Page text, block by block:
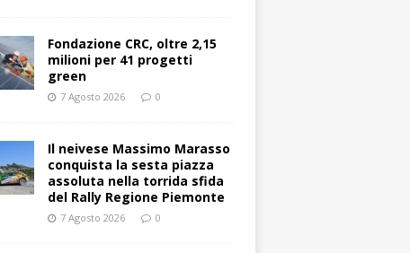
Fondazione CRC, oltre 2,15
milioni per 41 progetti
green
7 Agosto 2026 0
Il neivese Massimo Marasso
conquista la sesta piazza
assoluta nella torrida sfida
del Rally Regione Piemonte
7 Agosto 2026 0